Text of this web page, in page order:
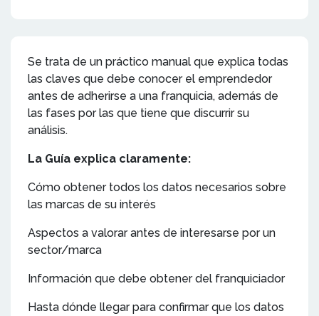
Se trata de un práctico manual que explica todas
las claves que debe conocer el emprendedor
antes de adherirse a una franquicia, además de
las fases por las que tiene que discurrir su
análisis.
La Guía explica claramente:
Cómo obtener todos los datos necesarios sobre
las marcas de su interés
Aspectos a valorar antes de interesarse por un
sector/marca
Información que debe obtener del franquiciador
Hasta dónde llegar para confirmar que los datos